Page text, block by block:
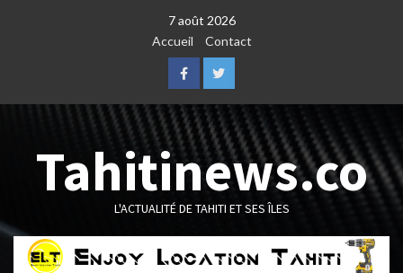
7 août 2026
Accueil
Contact
FacebookTwitter
Tahitinews.co
L'ACTUALITÉ DE TAHITI ET SES ÎLES